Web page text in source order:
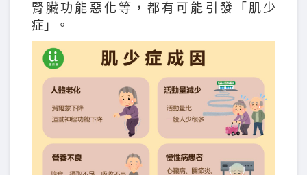
腎臟功能惡化等，都有可能引發「肌少
症」。